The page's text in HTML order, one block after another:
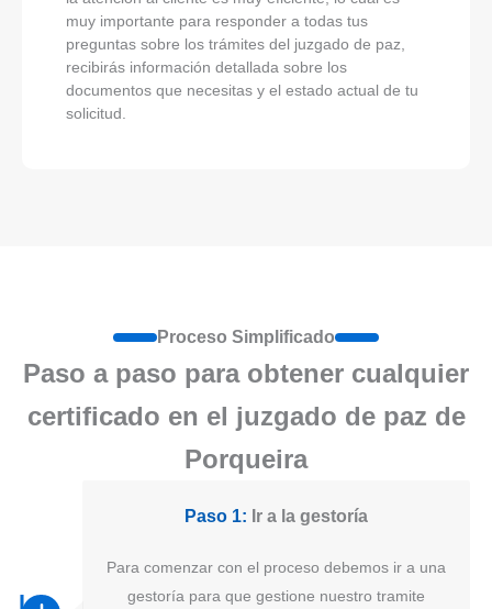
muy importante para responder a todas tus
preguntas sobre los trámites del juzgado de paz,
recibirás información detallada sobre los
documentos que necesitas y el estado actual de tu
solicitud.
Proceso Simplificado
Paso a paso para obtener cualquier
certificado en el juzgado de paz de
Porqueira
Paso 1: Ir a la gestoría
Para comenzar con el proceso debemos ir a una
gestoría para que gestione nuestro tramite